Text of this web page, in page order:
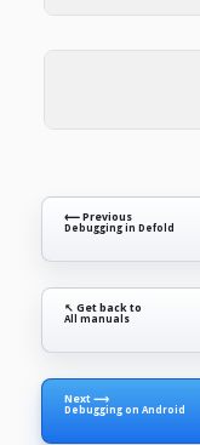
⟵ Previous
Debugging in Defold
↖ Get back to
All manuals
Next ⟶
Debugging on Android